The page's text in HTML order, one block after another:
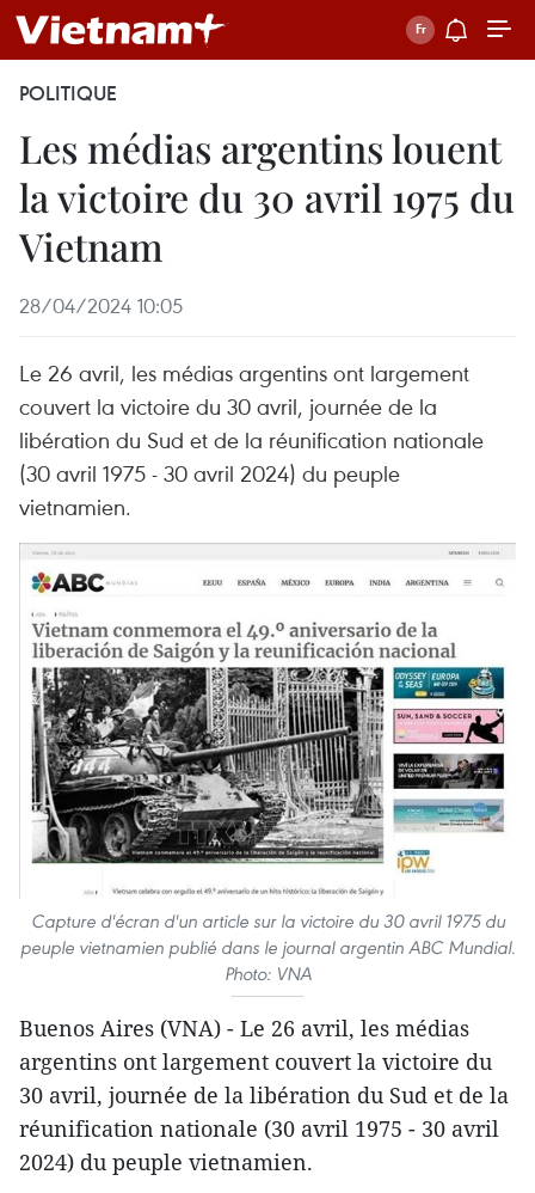
POLITIQUE
Les médias argentins louent
la victoire du 30 avril 1975 du
Vietnam
28/04/2024 10:05
Le 26 avril, les médias argentins ont largement
couvert la victoire du 30 avril, journée de la
libération du Sud et de la réunification nationale
(30 avril 1975 - 30 avril 2024) du peuple
vietnamien.
Capture d'écran d'un article sur la victoire du 30 avril 1975 du
peuple vietnamien publié dans le journal argentin ABC Mundial.
Photo: VNA
Buenos Aires (VNA) - Le 26 avril, les médias
argentins ont largement couvert la victoire du
30 avril, journée de la libération du Sud et de la
réunification nationale (30 avril 1975 - 30 avril
2024) du peuple vietnamien.